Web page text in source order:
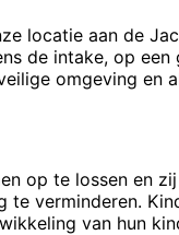
locatie aan de
de intake, op
omgeving
op te lossen
verminderen.
van hun